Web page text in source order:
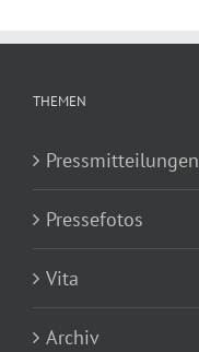
THEMEN
Pressmitteilungen
Pressefotos
Vita
Archiv